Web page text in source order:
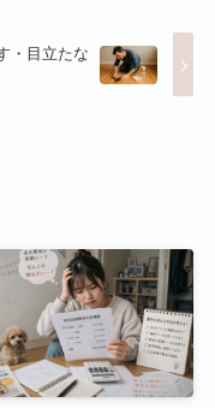
・目立たな